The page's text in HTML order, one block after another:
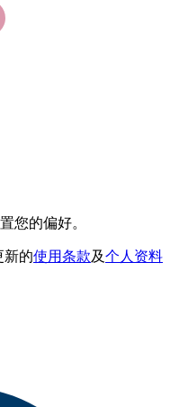
您的偏好。
新的使用条款及个人资料